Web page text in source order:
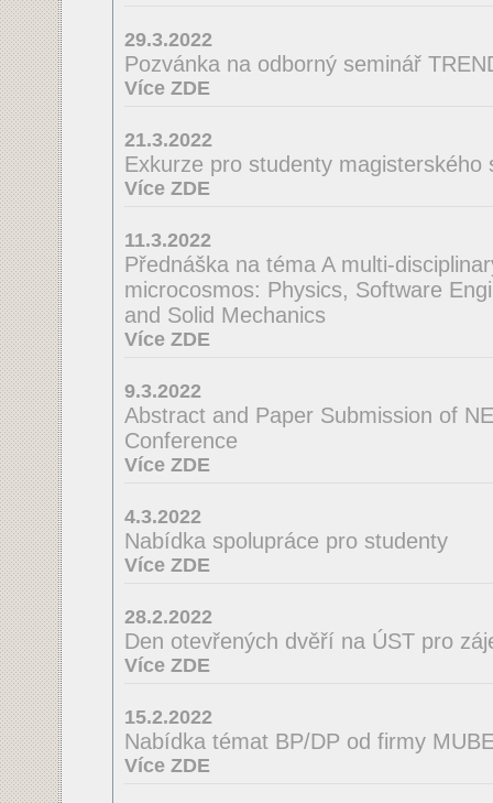
29.3.2022
Pozvánka na odborný seminář
Více ZDE
21.3.2022
Exkurze pro studenty magisterského
Více ZDE
11.3.2022
Přednáška na téma A multi-
microcosmos: Physics, Software
and Solid Mechanics
Více ZDE
9.3.2022
Abstract and Paper Submission of
Conference
Více ZDE
4.3.2022
Nabídka spolupráce pro studenty
Více ZDE
28.2.2022
Den otevřených dvěří na ÚST pro
Více ZDE
15.2.2022
Nabídka témat BP/DP od firmy
Více ZDE